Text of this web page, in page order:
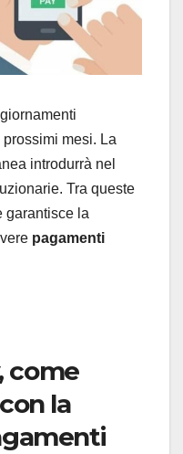
mesi. La
introdurrà nel
Tra queste
garantisce la
pagamenti
come
la